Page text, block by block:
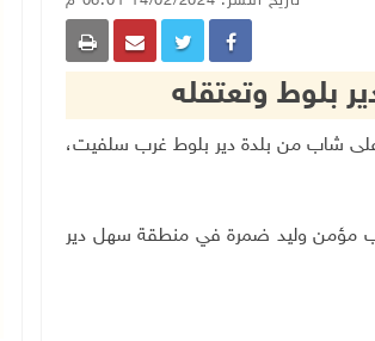
بلوط وتعتقله
على شاب من بلدة دير بلوط غرب سلفيت،
مؤمن وليد ضمرة في منطقة سهل دير